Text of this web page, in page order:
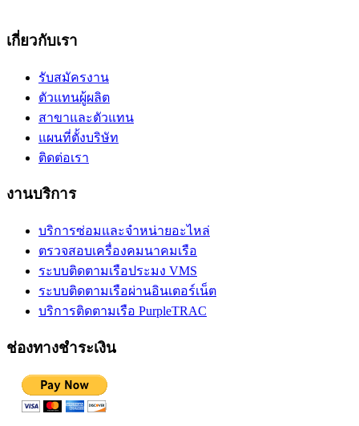
เกี่ยวกับเรา
รับสมัครงาน
ตัวแทนผู้ผลิต
สาขาและตัวแทน
แผนที่ตั้งบริษัท
ติดต่อเรา
งานบริการ
บริการซ่อมและจำหน่ายอะไหล่
ตรวจสอบเครื่องคมนาคมเรือ
ระบบติดตามเรือประมง VMS
ระบบติดตามเรือผ่านอินเตอร์เน็ต
บริการติดตามเรือ PurpleTRAC
ช่องทางชำระเงิน